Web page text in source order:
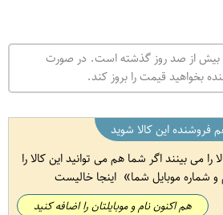
بیش از صد روز گذشته است. در صورت
بخواهید قیمت را بروز کند.
فروشنده این کالا شوید
را می بینند اگر شما هم می توانید این کالا را
و شماره موبایل شما اینجا خالیست
هم اکنون نام و موبایلتان را اضافه کنید